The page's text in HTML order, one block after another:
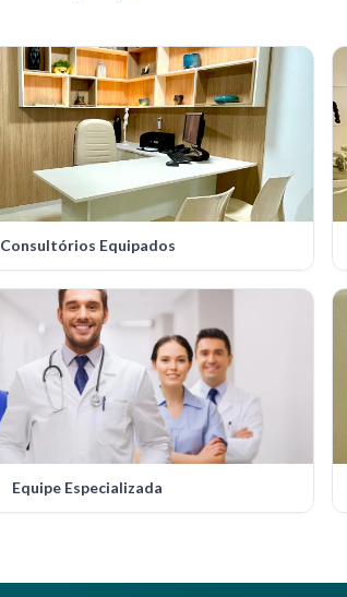
Consultórios Equipados
Equipe Especializada